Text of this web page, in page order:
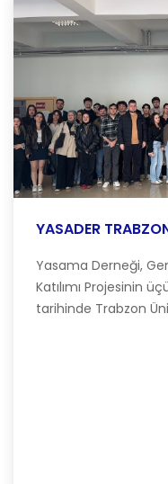
YASADER
Yasama Derneği,
Katılımı Projesinin
tarihinde Trabzon